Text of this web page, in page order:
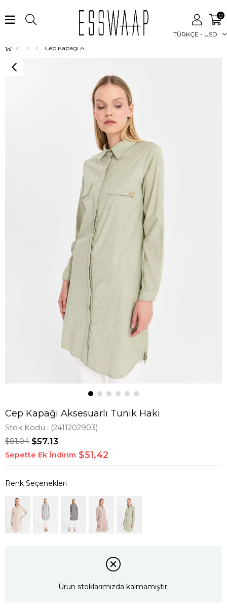
TÜRKÇE - USD
0
Cep Kapağı Aksesuarlı Tunik Haki
Cep Kapağı Aksesuarlı Tunik Haki
Stok Kodu (2411202903)
$81.04 $57.13
Sepette Ek İndirim $51,42
Ürün stoklarımızda kalmamıştır.